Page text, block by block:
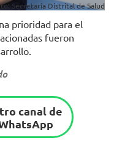
Secretaría Distrital de Salud
prioridad para el
fueron
canal de